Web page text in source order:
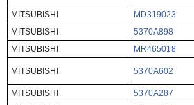
MITSUBISHI
MD319023
MITSUBISHI
5370A898
MITSUBISHI
MR465018
MITSUBISHI 5370A602
MITSUBISHI
5370A287